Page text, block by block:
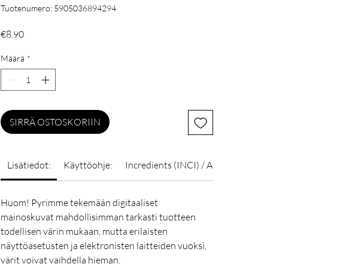
Tuotenumero: 5905036894294
€8.90Hinta
Määrä *
SIRRÄ OSTOSKORIIN
Lisätiedot: Käyttöohje: Incredients (INCI) / Aineosat:
Huom! Pyrimme tekemään digitaaliset
mainoskuvat mahdollisimman tarkasti tuotteen
todellisen värin mukaan, mutta erilaisten
näyttöasetusten ja elektronisten laitteiden vuoksi,
värit voivat vaihdella hieman.